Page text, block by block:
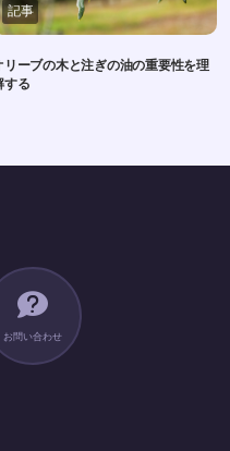
記事
リーブの木と注ぎの油の重要性を理
する
お問い合わせ